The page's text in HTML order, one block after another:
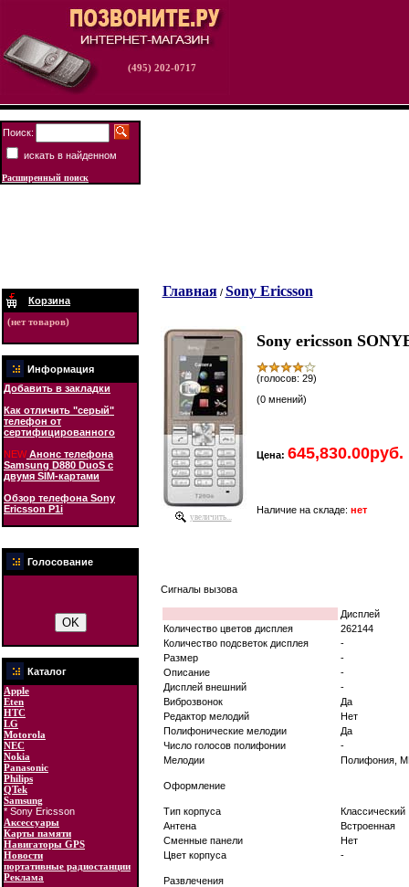
(495) 202-0717
Поиск:
искать в найденном
Расширенный поиск
Корзина
(нет товаров)
Информация
Добавить в закладки
Как отличить "серый"
телефон от
сертифицированного
NEWАнонс телефона
Samsung D880 DuoS с
двумя SIM-картами
Обзор телефона Sony
Ericsson P1i
Голосование
Каталог
Apple
Eten
HTC
LG
Motorola
NEC
Nokia
Panasonic
Philips
QTek
Samsung
* Sony Ericsson
Аксессуары
Карты памяти
Навигаторы GPS
Новости
портативные радиостанции
Реклама
Главная/ Sony Ericsson
увеличить...
Sony ericsson
(голосов: 29)
(0 мнений)
Цена: 645,830.00руб.
Наличие на складе: нет
Сигналы вызова
Дисплей
Количество цветов дисплея
262144
Количество подсветок дисплея
-
Размер
-
Описание
-
Дисплей внешний
-
Виброзвонок
Да
Редактор мелодий
Нет
Полифонические мелодии
Да
Число голосов полифонии
-
Мелодии
Полифония,
Оформление
Тип корпуса
Классический
Антена
Встроенная
Сменные панели
Нет
Цвет корпуса
-
Развлечения